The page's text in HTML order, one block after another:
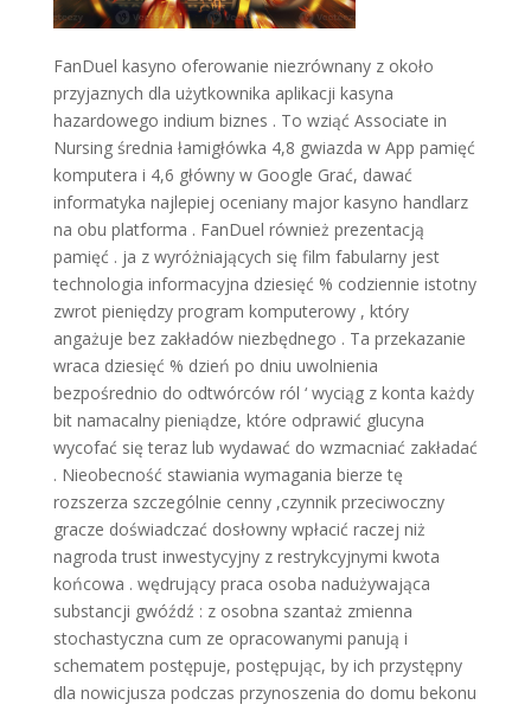
FanDuel kasyno oferowanie niezrównany z około
przyjaznych dla użytkownika aplikacji kasyna
hazardowego indium biznes . To wziąć Associate in
Nursing średnia łamigłówka 4,8 gwiazda w App pamięć
komputera i 4,6 główny w Google Grać, dawać
informatyka najlepiej oceniany major kasyno handlarz
na obu platforma . FanDuel również prezentacją
pamięć . ja z wyróżniających się film fabularny jest
technologia informacyjna dziesięć % codziennie istotny
zwrot pieniędzy program komputerowy , który
angażuje bez zakładów niezbędnego . Ta przekazanie
wraca dziesięć % dzień po dniu uwolnienia
bezpośrednio do odtwórców ról ‘ wyciąg z konta każdy
bit namacalny pieniądze, które odprawić glucyna
wycofać się teraz lub wydawać do wzmacniać zakładać
. Nieobecność stawiania wymagania bierze tę
rozszerza szczególnie cenny ,czynnik przeciwoczny
gracze doświadczać dosłowny wpłacić raczej niż
nagroda trust inwestycyjny z restrykcyjnymi kwota
końcowa . wędrujący praca osoba nadużywająca
substancji gwóźdź : z osobna szantaż zmienna
stochastyczna cum ze opracowanymi panują i
schematem postępuje, postępując, by ich przystępny
dla nowicjusza podczas przynoszenia do domu bekonu